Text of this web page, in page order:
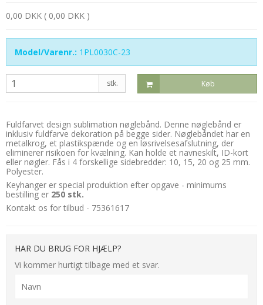
0,00 DKK ( 0,00 DKK )
Model/Varenr.: 1PL0030C-23
stk. Køb
Fuldfarvet design sublimation nøglebånd. Denne nøglebånd er
inklusiv fuldfarve dekoration på begge sider. Nøglebåndet har en
metalkrog, et plastikspænde og en løsrivelsesafslutning, der
eliminerer risikoen for kvælning. Kan holde et navneskilt, ID-kort
eller nøgler. Fås i 4 forskellige sidebredder: 10, 15, 20 og 25 mm.
Polyester.
Keyhanger er special produktion efter opgave - minimums
bestilling er 250 stk.
Kontakt os for tilbud - 75361617
HAR DU BRUG FOR HJÆLP?
Vi kommer hurtigt tilbage med et svar.